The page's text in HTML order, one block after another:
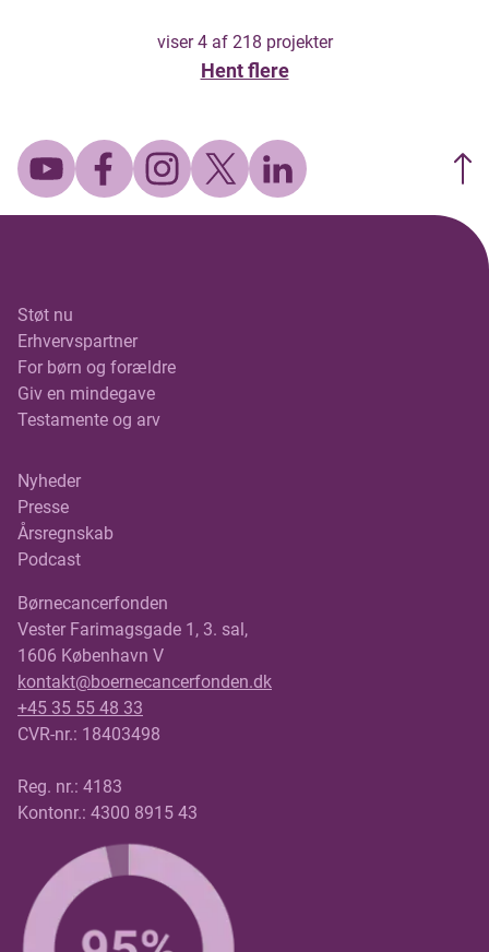
viser4af 218 projekter
Hent flere
Støt nu
Erhvervspartner
For børn og forældre
Giv en mindegave
Testamente og arv
Nyheder
Presse
Årsregnskab
Podcast
Børnecancerfonden
Vester Farimagsgade 1, 3. sal,
1606 København V
kontakt@boernecancerfonden.dk
+45 35 55 48 33
CVR-nr.: 18403498
Reg. nr.: 4183
Kontonr.: 4300 8915 43